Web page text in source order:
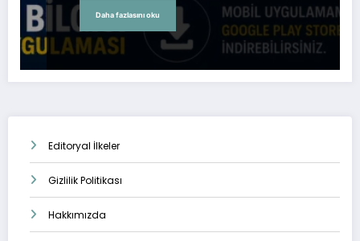
Daha fazlasını oku
Editoryal İlkeler
Gizlilik Politikası
Hakkımızda